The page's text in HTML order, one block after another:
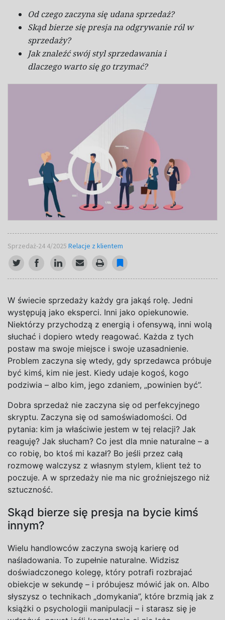
Od czego zaczyna się udana sprzedaż?
Skąd bierze się presja na odgrywanie ról w
sprzedaży?
Jak znaleźć swój styl sprzedawaniai
dlaczego warto się go trzymać?
Sprzedaż-24 4/2025 Relacje z klientem
W świecie sprzedaży każdy gra jakąś rolę. Jedni
występują jako eksperci. Inni jako opiekunowie.
Niektórzy przychodzą z energią i ofensywą, inni wolą
słuchać i dopiero wtedy reagować. Każda z tych
postaw ma swoje miejsce i swoje uzasadnienie.
Problem zaczyna się wtedy, gdy sprzedawca próbuje
być kimś, kim nie jest. Kiedy udaje kogoś, kogo
podziwia – albo kim, jego zdaniem, „powinien być”.
Dobra sprzedaż nie zaczyna się od perfekcyjnego
skryptu. Zaczyna się od samoświadomości. Od
pytania: kim ja właściwie jestem w tej relacji? Jak
reaguję? Jak słucham? Co jest dla mnie naturalne – a
co robię, bo ktoś mi kazał? Bo jeśli przez całą
rozmowę walczysz z własnym stylem, klient też to
poczuje. A w sprzedaży nie ma nic groźniejszego niż
sztuczność.
Skąd bierze się presja na bycie kimś
innym?
Wielu handlowców zaczyna swoją karierę od
naśladowania. To zupełnie naturalne. Widzisz
doświadczonego kolegę, który potrafi rozbrajać
obiekcje w sekundę – i próbujesz mówić jak on. Albo
słyszysz o technikach „domykania”, które brzmią jak z
książki o psychologii manipulacji – i starasz się je